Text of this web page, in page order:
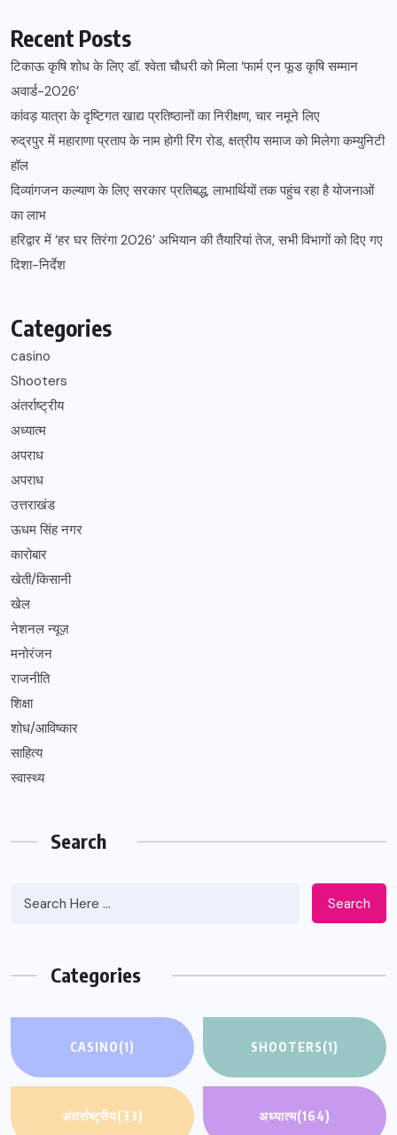
Recent Posts
टिकाऊ कृषि शोध के लिए डॉ. श्वेता चौधरी को मिला ‘फार्म एन फूड कृषि सम्मान
अवार्ड-2026’
कांवड़ यात्रा के दृष्टिगत खाद्य प्रतिष्ठानों का निरीक्षण, चार नमूने लिए
रुद्रपुर में महाराणा प्रताप के नाम होगी रिंग रोड, क्षत्रीय समाज को मिलेगा कम्युनिटी
हॉल
दिव्यांगजन कल्याण के लिए सरकार प्रतिबद्ध, लाभार्थियों तक पहुंच रहा है योजनाओं
का लाभ
हरिद्वार में ‘हर घर तिरंगा 2026’ अभियान की तैयारियां तेज, सभी विभागों को दिए गए
दिशा-निर्देश
Categories
casino
Shooters
अंतर्राष्ट्रीय
अध्यात्म
अपराध
अपराध
उत्तराखंड
ऊधम सिंह नगर
कारोबार
खेती/किसानी
खेल
नेशनल न्यूज़
मनोरंजन
राजनीति
शिक्षा
शोध/आविष्कार
साहित्य
स्वास्थ्य
Search
Search
Categories
CASINO(1) SHOOTERS(1)
अंतर्राष्ट्रीय(33) अध्यात्म(164)